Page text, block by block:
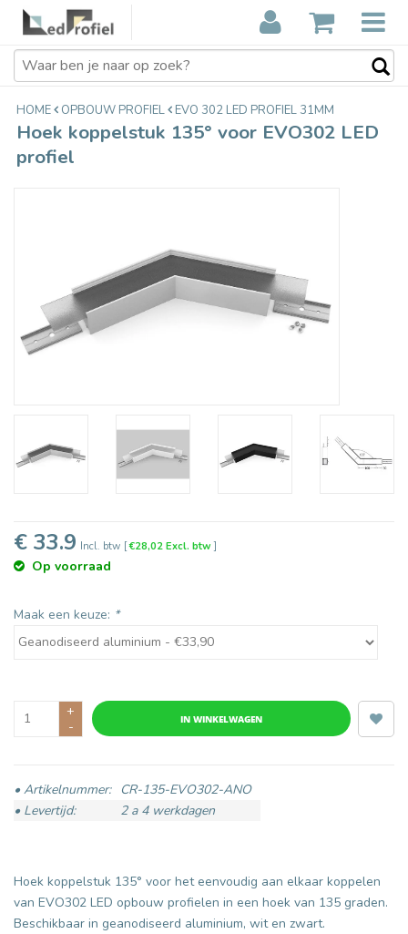
Hoek koppelstuk 135° voor EVO302
LED profiel
€33,90
HOME OPBOUW PROFIEL EVO 302 LED PROFIEL 31MM
Hoek koppelstuk 135° voor EVO302 LED
profiel
€ 33.9 Incl. btw [€28,02 Excl. btw]
Op voorraad
Maak een keuze: *
+
-
IN WINKELWAGEN
• Artikelnummer:
CR-135-EVO302-ANO
• Levertijd:
2 a 4 werkdagen
Hoek koppelstuk 135° voor het eenvoudig aan elkaar koppelen
van EVO302 LED opbouw profielen in een hoek van 135 graden.
Beschikbaar in geanodiseerd aluminium, wit en zwart.